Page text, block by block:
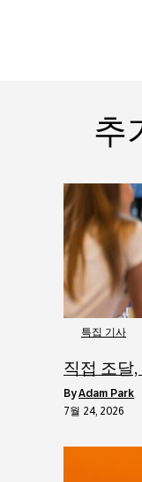
추
특집 기사
직접 조달
byAdam Park
7월 24, 2026